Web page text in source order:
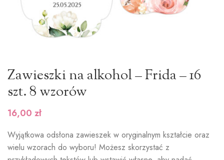
Zawieszki na alkohol – Frida – 16
szt. 8 wzorów
16,00 zł
Wyjątkowa odsłona zawieszek w oryginalnym kształcie oraz
wielu wzorach do wyboru! Możesz skorzystać z